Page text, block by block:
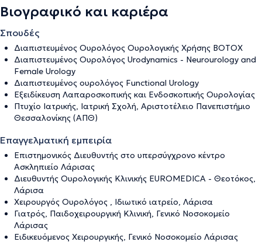
Βιογραφικό και καριέρα
Σπουδές
Διαπιστευμένος Ουρολόγος Ουρολογικής Χρήσης ΒΟΤΟΧ
Διαπιστευμένος Ουρολόγος Urodynamics - Neurourology and
Female Urology
Διαπιστευμένος ουρολόγος Functional Urology
Εξειδίκευση Λαπαροσκοπικής και Ενδοσκοπικής Ουρολογίας
Πτυχίο Ιατρικής, Ιατρική Σχολή, Αριστοτέλειο Πανεπιστήμιο
Θεσσαλονίκης (ΑΠΘ)
Επαγγελματική εμπειρία
Επιστημονικός Διευθυντής στο υπερσύγχρονο κέντρο
Ασκληπιείο Λάρισας
Διευθυντής Ουρολογικής Κλινικής ΕUROMEDICA - Θεοτόκος,
Λάρισα
Χειρουργός Ουρολόγος , Ιδιωτικό ιατρείο, Λάρισα
Γιατρός, Παιδοχειρουργική Κλινική, Γενικό Νοσοκομείο
Λάρισας
Ειδικευόμενος Χειρουργικής, Γενικό Νοσοκομείο Λάρισας